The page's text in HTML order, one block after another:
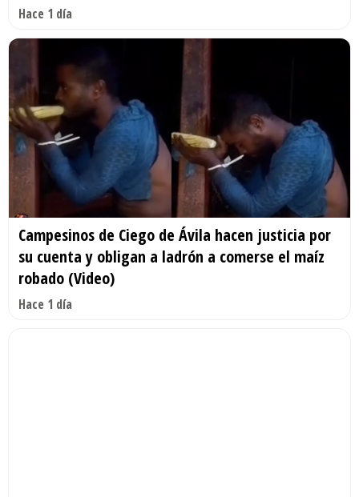
Hace 1 día
Campesinos de Ciego de Ávila hacen justicia por
su cuenta y obligan a ladrón a comerse el maíz
robado (Video)
Hace 1 día